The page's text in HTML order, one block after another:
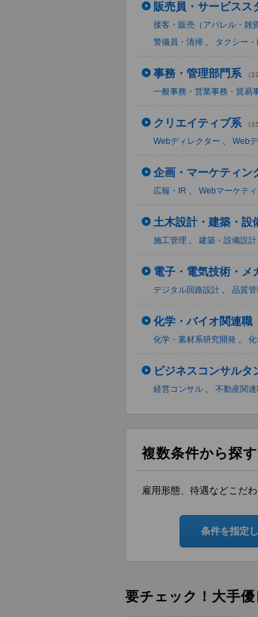
販売員・サービスス
接客・販売（アパレル・雑
警備員・清掃 、 タクシー
事務・管理部門系 （
一般事務・営業事務・貿易
クリエイティブ系 （
Webディレクター 、 Web
企画・マーケティン
広報・IR 、 Webマーケテ
土木設計・建築・設
施工管理 、 建築・設備設計
電子・電気技術・メ
デジタル回路設計 、 品質管
化学・バイオ関連職
化学・素材系研究開発 、 化
ビジネスコンサルタ
経営コンサル 、 不動産関
複数条件から探す
雇用形態、待遇などこだ
条件を指定
要チェック！大手